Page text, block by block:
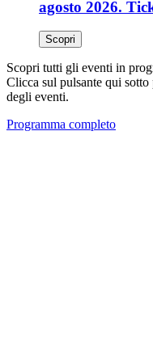
agosto 2026.
Scopri
Scopri tutti gli eventi in
Clicca sul pulsante qui
degli eventi.
Programma completo